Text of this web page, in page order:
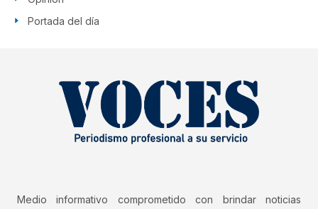
Portada del día
Medio informativo comprometido con brindar noticias